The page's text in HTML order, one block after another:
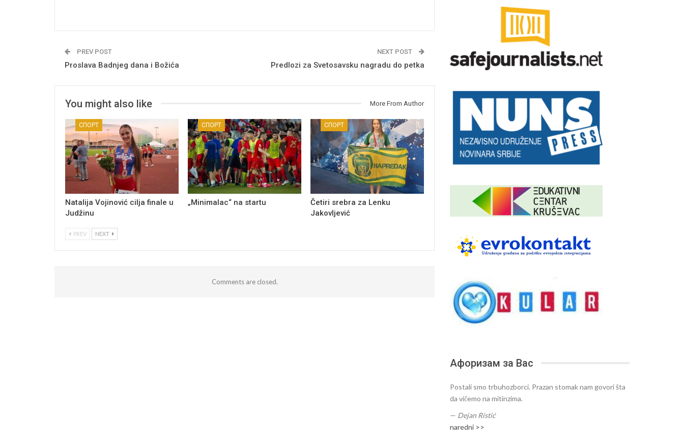
PREV POST
Proslava Badnjeg dana i Božića
NEXT POST
Predlozi za Svetosavsku nagradu do petka
You might also like More From Author
СПОРТ
Natalija Vojinović cilja finale u
Judžinu
СПОРТ
„Minimalac“ na startu
СПОРТ
Četiri srebra za Lenku
Jakovljević
PREV NEXT
Comments are closed.
Афоризам за Вас
Postali smo trbuhozborci. Prazan stomak nam govori šta
da vičemo na mitinzima.
— Dejan Ristić
naredni >>